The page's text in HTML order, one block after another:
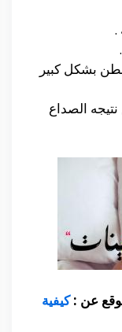
.
بشكل كبير
الصداع
عن :كيفية